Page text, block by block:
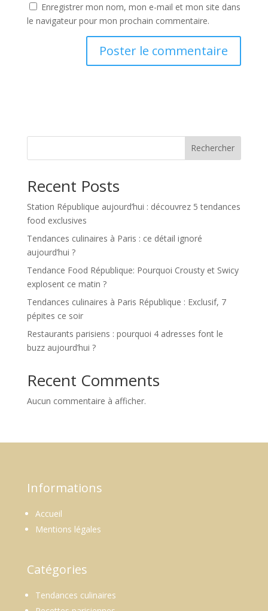
Enregistrer mon nom, mon e-mail et mon site dans
le navigateur pour mon prochain commentaire.
Rechercher
Recent Posts
Station République aujourd’hui : découvrez 5 tendances
food exclusives
Tendances culinaires à Paris : ce détail ignoré
aujourd’hui ?
Tendance Food République: Pourquoi Crousty et Swicy
explosent ce matin ?
Tendances culinaires à Paris République : Exclusif, 7
pépites ce soir
Restaurants parisiens : pourquoi 4 adresses font le
buzz aujourd’hui ?
Recent Comments
Aucun commentaire à afficher.
Informations
Accueil
Mentions légales
Catégories
Tendances culinaires